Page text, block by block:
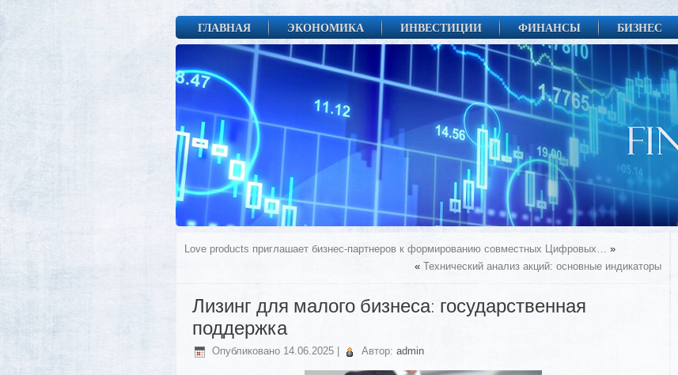
ГЛАВНАЯ ЭКОНОМИКА ИНВЕСТИЦИИ ФИНАНСЫ БИЗНЕС
Love products приглашает бизнес-партнеров к формированию совместных Цифровых… »
« Технический анализ акций: основные индикаторы
Лизинг для малого бизнеса: государственная
поддержка
Опубликовано 14.06.2025 Автор: admin